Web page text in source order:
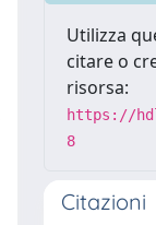
Utilizza
citare o
risorsa:
https://
8
Citazioni